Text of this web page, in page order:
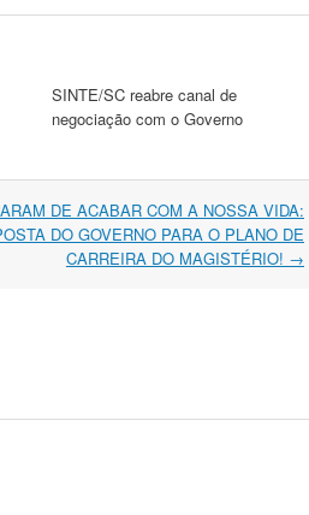
SINTE/SC reabre canal de
negociação com o Governo
DE ACABAR COM A NOSSA VIDA:
DO GOVERNO PARA O PLANO DE
CARREIRA DO MAGISTÉRIO! →